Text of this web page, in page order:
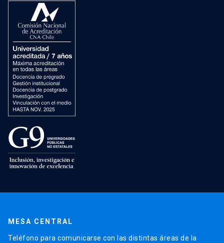
MESA CENTRAL
Teléfono para comunicarse con las distintas áreas de la